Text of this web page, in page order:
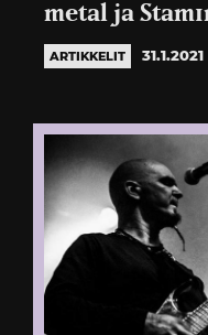
metal ja
ARTIKKELIT 31.1.2021